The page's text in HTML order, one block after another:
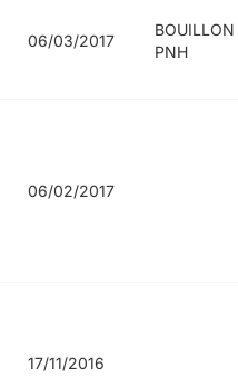
06/03/2017
BOUILLON
PNH
06/02/2017
17/11/2016